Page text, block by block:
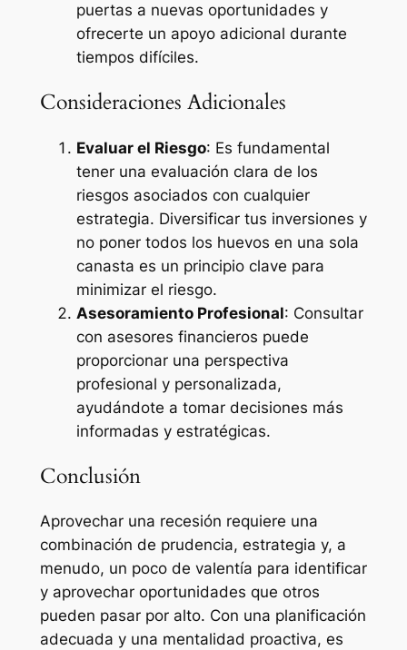
puertas a nuevas oportunidades y
ofrecerte un apoyo adicional durante
tiempos difíciles.
Consideraciones Adicionales
Evaluar el Riesgo: Es fundamental
tener una evaluación clara de los
riesgos asociados con cualquier
estrategia. Diversificar tus inversiones y
no poner todos los huevos en una sola
canasta es un principio clave para
minimizar el riesgo.
Asesoramiento Profesional: Consultar
con asesores financieros puede
proporcionar una perspectiva
profesional y personalizada,
ayudándote a tomar decisiones más
informadas y estratégicas.
Conclusión
Aprovechar una recesión requiere una
combinación de prudencia, estrategia y, a
menudo, un poco de valentía para identificar
y aprovechar oportunidades que otros
pueden pasar por alto. Con una planificación
adecuada y una mentalidad proactiva, es